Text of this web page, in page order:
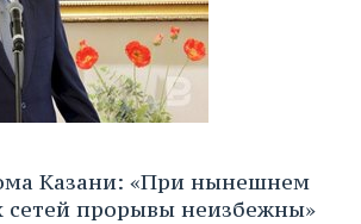
Казани: «При нынешнем
сетей прорывы неизбежны»